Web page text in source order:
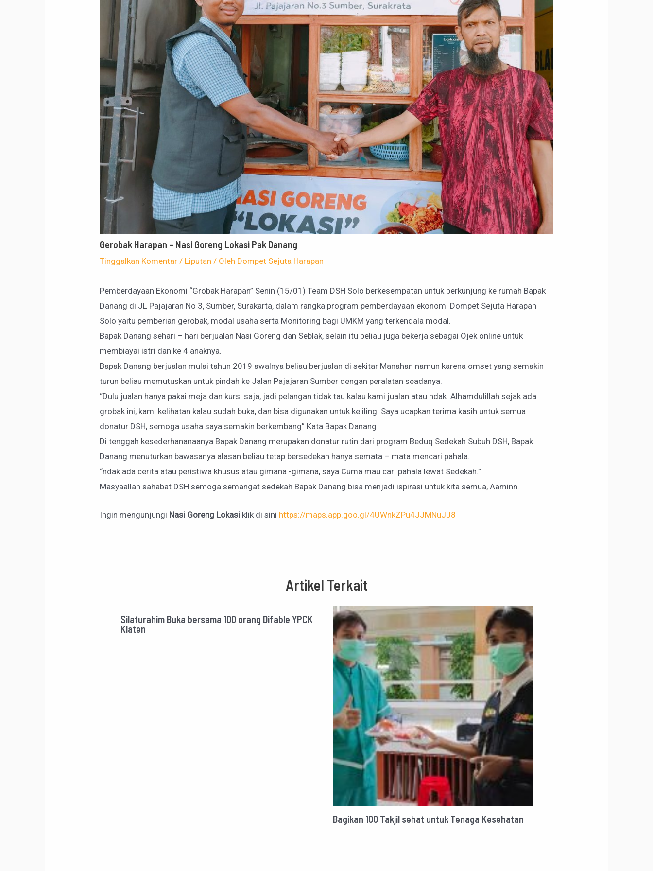
Gerobak Harapan – Nasi Goreng Lokasi Pak Danang
Tinggalkan Komentar / Liputan / Oleh Dompet Sejuta Harapan
Pemberdayaan Ekonomi “Grobak Harapan” Senin (15/01) Team DSH Solo berkesempatan untuk berkunjung ke rumah Bapak
Danang di JL Pajajaran No 3, Sumber, Surakarta, dalam rangka program pemberdayaan ekonomi Dompet Sejuta Harapan
Solo yaitu pemberian gerobak, modal usaha serta Monitoring bagi UMKM yang terkendala modal.
Bapak Danang sehari – hari berjualan Nasi Goreng dan Seblak, selain itu beliau juga bekerja sebagai Ojek online untuk
membiayai istri dan ke 4 anaknya.
Bapak Danang berjualan mulai tahun 2019 awalnya beliau berjualan di sekitar Manahan namun karena omset yang semakin
turun beliau memutuskan untuk pindah ke Jalan Pajajaran Sumber dengan peralatan seadanya.
“Dulu jualan hanya pakai meja dan kursi saja, jadi pelangan tidak tau kalau kami jualan atau ndak Alhamdulillah sejak ada
grobak ini, kami kelihatan kalau sudah buka, dan bisa digunakan untuk keliling. Saya ucapkan terima kasih untuk semua
donatur DSH, semoga usaha saya semakin berkembang” Kata Bapak Danang
Di tenggah kesederhananaanya Bapak Danang merupakan donatur rutin dari program Beduq Sedekah Subuh DSH, Bapak
Danang menuturkan bawasanya alasan beliau tetap bersedekah hanya semata – mata mencari pahala.
“ndak ada cerita atau peristiwa khusus atau gimana -gimana, saya Cuma mau cari pahala lewat Sedekah.”
Masyaallah sahabat DSH semoga semangat sedekah Bapak Danang bisa menjadi ispirasi untuk kita semua, Aaminn.
Ingin mengunjungi Nasi Goreng Lokasi klik di sini https://maps.app.goo.gl/4UWnkZPu4JJMNuJJ8
Artikel Terkait
Silaturahim Buka bersama 100 orang Difable YPCK
Klaten
Bagikan 100 Takjil sehat untuk Tenaga Kesehatan